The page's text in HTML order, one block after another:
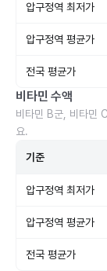
압구정역 최저가
압구정역 평균가
전국 평균가
비타민 수액
비타민 B군, 비타민
요.
기준
압구정역 최저가
압구정역 평균가
전국 평균가